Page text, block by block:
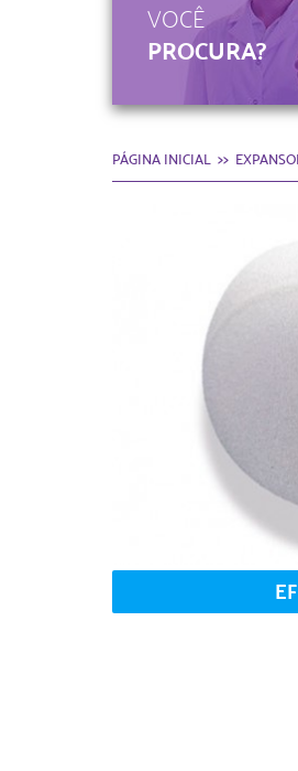
VOCÊ
PROCURA?
PÁGINA INICIAL